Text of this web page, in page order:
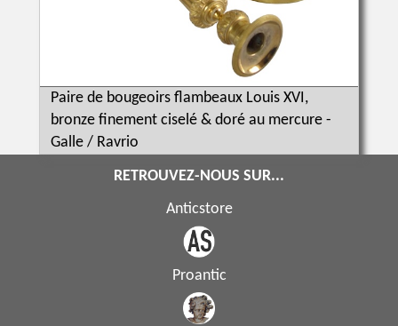
Paire de bougeoirs flambeaux Louis XVI,
bronze finement ciselé & doré au mercure -
Galle / Ravrio
RETROUVEZ-NOUS SUR...
Anticstore
Proantic